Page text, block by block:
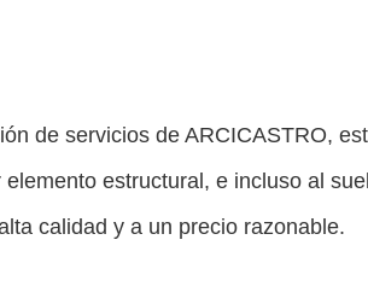
de servicios de ARCICASTRO,
estructural, e incluso al
calidad y a un precio razonable.